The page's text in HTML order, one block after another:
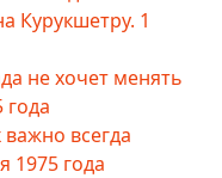
Курукшетру. 1
не хочет менять
года
всегда
1975 года